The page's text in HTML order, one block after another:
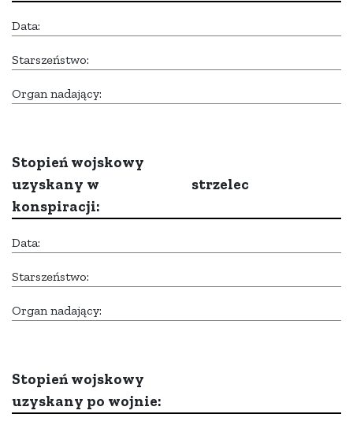
Data:
Starszeństwo:
Organ nadający:
Stopień wojskowy
uzyskany w
konspiracji:
strzelec
Data:
Starszeństwo:
Organ nadający:
Stopień wojskowy
uzyskany po wojnie: